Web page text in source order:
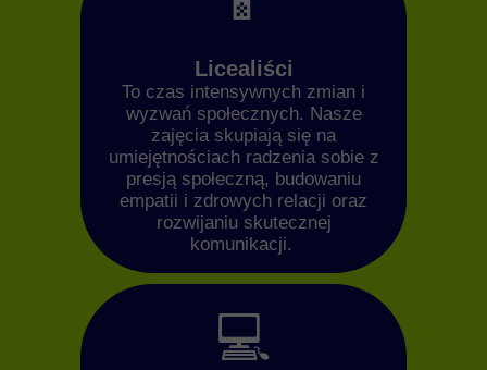
💻
Licealiści
To czas intensywnych zmian i
wyzwań społecznych. Nasze
zajęcia skupiają się na
umiejętnościach radzenia sobie z
presją społeczną, budowaniu
empatii i zdrowych relacji oraz
rozwijaniu skutecznej
komunikacji.